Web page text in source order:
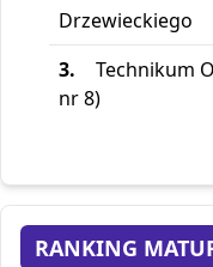
2024
2023
2022
Drzewieckiego
3.
Technikum
nr 8)
RANKING